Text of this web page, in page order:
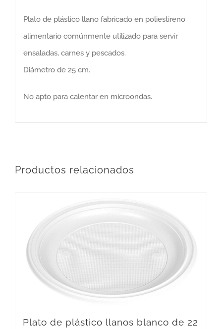
Plato de plástico llano fabricado en poliestireno
alimentario comúnmente utilizado para servir
ensaladas, carnes y pescados.
Diámetro de 25 cm.
No apto para calentar en microondas.
Productos relacionados
Plato de plástico llanos blanco de 22